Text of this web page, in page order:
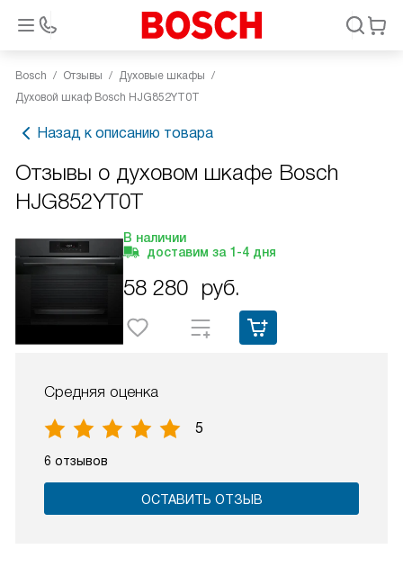
Bosch Отзывы
Духовые шкафы
Духовой шкаф Bosch HJG852YT0T
Назад к описанию товара
Отзывы о духовом шкафе Bosch
HJG852YT0T
В наличии
доставим за 1-4 дня
58 280 руб.
Средняя оценка
5
6 отзывов
ОСТАВИТЬ ОТЗЫВ